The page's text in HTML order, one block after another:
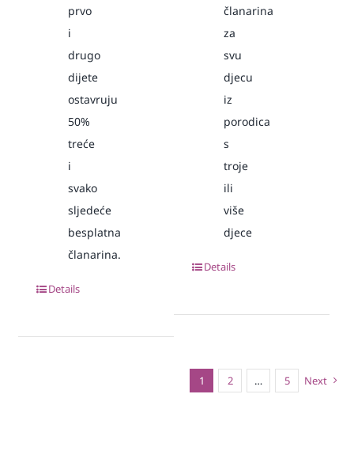
prvo
i
drugo
dijete
ostavruju
50%
treće
i
svako
sljedeće
besplatna
članarina.
Details
članarina
za
svu
djecu
iz
porodica
s
troje
ili
više
djece
Details
1 2 … 5 Next